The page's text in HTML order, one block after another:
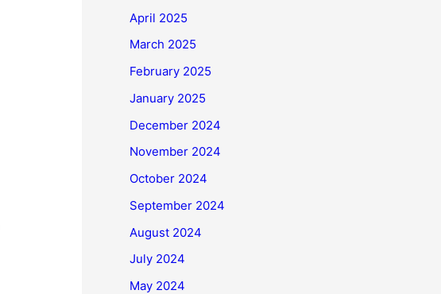
April 2025
March 2025
February 2025
January 2025
December 2024
November 2024
October 2024
September 2024
August 2024
July 2024
May 2024